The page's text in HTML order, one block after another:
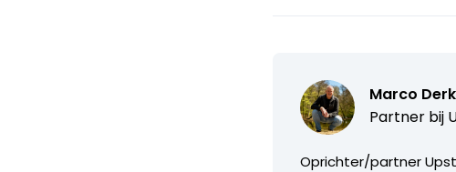
Marco
Partner bij
Oprichter/partner